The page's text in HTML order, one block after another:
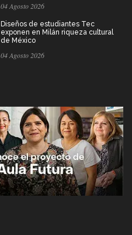
04 Agosto 2026
Diseños de estudiantes Tec
exponen en Milán riqueza cultural
de México
04 Agosto 2026